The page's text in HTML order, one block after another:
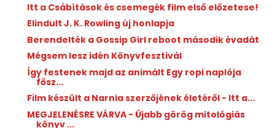
Itt a Csábítások és csemegék film első előzetese!
Elindult J. K. Rowling új honlapja
Berendelték a Gossip Girl reboot második évadát
Mégsem lesz idén Könyvfesztivál
Így festenek majd az animált Egy ropi naplója
fősz...
Film készült a Narnia szerzőjének életéről - Itt a...
MEGJELENÉSRE VÁRVA - Újabb görög mitológiás
könyv ...